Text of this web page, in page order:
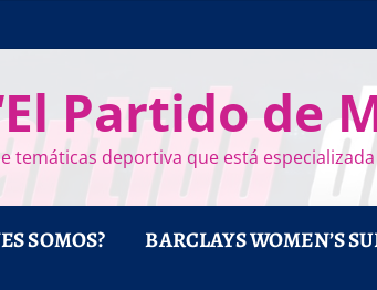
Partido de
temáticas deportiva que está
SOMOS? BARCLAYS WOMEN’S